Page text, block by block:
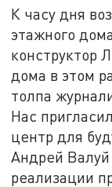
К часу дня
этажного
конструктор
дома в этом
толпа
Нас
центр для
Андрей Валуй
реализации